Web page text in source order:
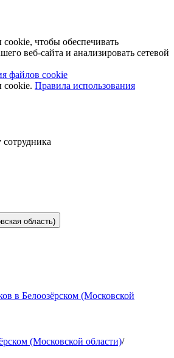
чтобы обеспечивать
веб-сайта и анализировать сетевой
файлов cookie
Правила использования
область)
в Белоозёрском (Московской
(Московской области)/